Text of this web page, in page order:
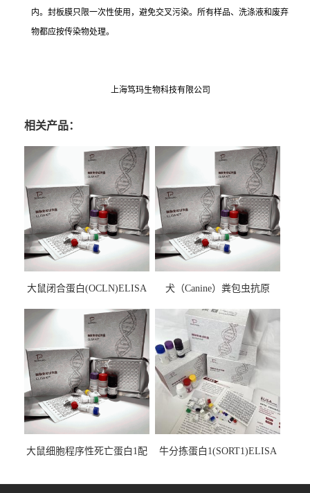
内。封板膜只限一次性使用，避免交叉污染。所有样品、洗涤液和废弃
物都应按传染物处理。
上海笃玛生物科技有限公司
相关产品：
大鼠闭合蛋白(OCLN)ELISA
犬（Canine）粪包虫抗原
大鼠细胞程序性死亡蛋白1配
试剂盒
牛分拣蛋白1(SORT1)ELISA